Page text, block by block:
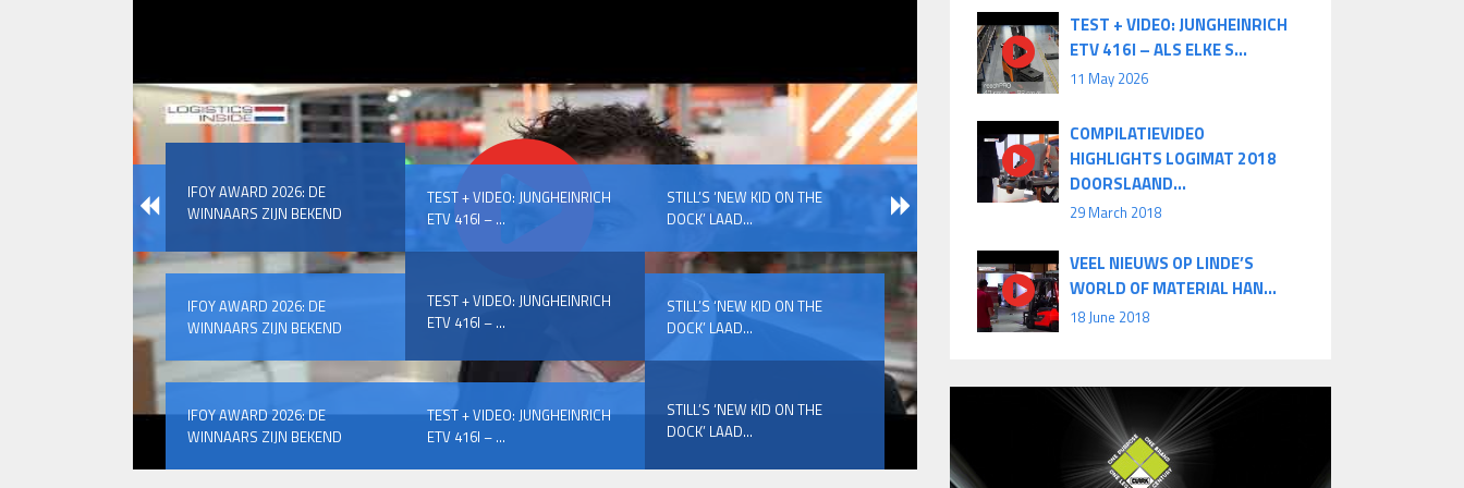
IFOY AWARD 2026: DE
WINNAARS ZIJN BEKEND
TEST + VIDEO: JUNGHEINRICH
ETV 416I – ...
STILL’S ‘NEW KID ON THE
DOCK’ LAAD...
IFOY AWARD 2026: DE
WINNAARS ZIJN BEKEND
TEST + VIDEO: JUNGHEINRICH
ETV 416I – ...
STILL’S ‘NEW KID ON THE
DOCK’ LAAD...
IFOY AWARD 2026: DE
WINNAARS ZIJN BEKEND
TEST + VIDEO: JUNGHEINRICH
ETV 416I – ...
STILL’S ‘NEW KID ON THE
DOCK’ LAAD...
TEST + VIDEO: JUNGHEINRICH
ETV 416I – ALS ELKE S...
11 May 2026
COMPILATIEVIDEO
HIGHLIGHTS LOGIMAT 2018
DOORSLAAND...
29 March 2018
VEEL NIEUWS OP LINDE’S
WORLD OF MATERIAL HAN...
18 June 2018